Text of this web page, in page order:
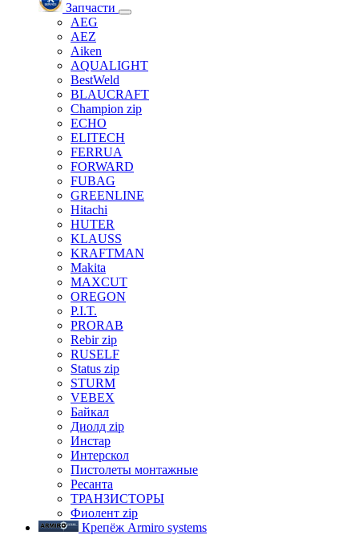
Запчасти
AEG
AEZ
Aiken
AQUALIGHT
BestWeld
BLAUCRAFT
Champion zip
ECHO
ELITECH
FERRUA
FORWARD
FUBAG
GREENLINE
Hitachi
HUTER
KLAUSS
KRAFTMAN
Makita
MAXCUT
OREGON
P.I.T.
PRORAB
Rebir zip
RUSELF
Status zip
STURM
VEBEX
Байкал
Диолд zip
Инстар
Интерскол
Пистолеты монтажные
Ресанта
ТРАНЗИСТОРЫ
Фиолент zip
Крепёж Armiro systems